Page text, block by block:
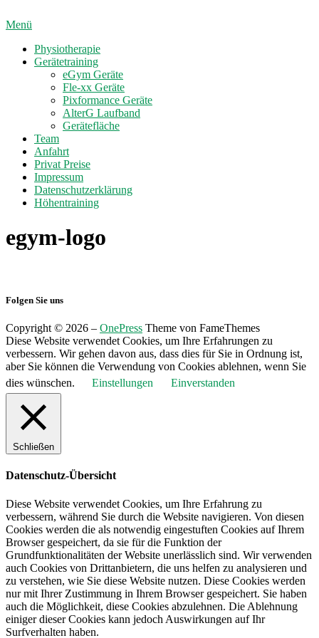
zum
Menü
Physiotherapie
Gerätetraining
eGym Geräte
Fle-xx Geräte
Pixformance Geräte
AlterG Laufband
Gerätefläche
Team
Anfahrt
Privat Preise
Impressum
Datenschutzerklärung
Höhentraining
egym-logo
Folgen Sie uns
Copyright © 2026 – OnePress Theme von FameThemes
Diese Website verwendet Cookies, um Ihre Erfahrungen zu
verbessern. Wir gehen davon aus, dass dies für Sie in Ordnung ist,
aber Sie können die Verwendung von Cookies ablehnen, wenn Sie
dies wünschen.
Einstellungen Einverstanden
Schließen
Datenschutz-Übersicht
Diese Website verwendet Cookies, um Ihre Erfahrung zu
verbessern, während Sie durch die Website navigieren. Von diesen
Cookies werden die als notwendig eingestuften Cookies auf Ihrem
Browser gespeichert, da sie für die Funktion der
Grundfunktionalitäten der Website unerlässlich sind. Wir verwenden
auch Cookies von Drittanbietern, die uns helfen zu analysieren und
zu verstehen, wie Sie diese Website nutzen. Diese Cookies werden
nur mit Ihrer Zustimmung in Ihrem Browser gespeichert. Sie haben
auch die Möglichkeit, diese Cookies abzulehnen. Die Ablehnung
einiger dieser Cookies kann jedoch Auswirkungen auf Ihr
Surfverhalten haben.